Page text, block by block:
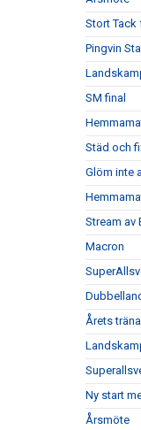
Stort Tack
Pingvin
SM final
Städ och
Glöm inte
Stream av
Macron
Årets
Ny start
Årsmöte